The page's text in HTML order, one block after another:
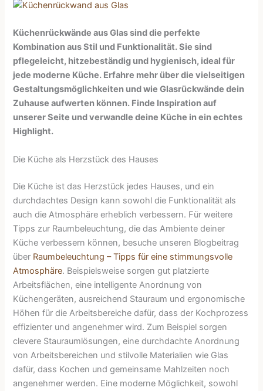
Küchenrückwände aus Glas sind die perfekte
Kombination aus Stil und Funktionalität. Sie sind
pflegeleicht, hitzebeständig und hygienisch, ideal für
jede moderne Küche. Erfahre mehr über die vielseitigen
Gestaltungsmöglichkeiten und wie Glasrückwände dein
Zuhause aufwerten können. Finde Inspiration auf
unserer Seite und verwandle deine Küche in ein echtes
Highlight.
Die Küche als Herzstück des Hauses
Die Küche ist das Herzstück jedes Hauses, und ein
durchdachtes Design kann sowohl die Funktionalität als
auch die Atmosphäre erheblich verbessern. Für weitere
Tipps zur Raumbeleuchtung, die das Ambiente deiner
Küche verbessern können, besuche unseren Blogbeitrag
über Raumbeleuchtung – Tipps für eine stimmungsvolle
Atmosphäre. Beispielsweise sorgen gut platzierte
Arbeitsflächen, eine intelligente Anordnung von
Küchengeräten, ausreichend Stauraum und ergonomische
Höhen für die Arbeitsbereiche dafür, dass der Kochprozess
effizienter und angenehmer wird. Zum Beispiel sorgen
clevere Stauraumlösungen, eine durchdachte Anordnung
von Arbeitsbereichen und stilvolle Materialien wie Glas
dafür, dass Kochen und gemeinsame Mahlzeiten noch
angenehmer werden. Eine moderne Möglichkeit, sowohl